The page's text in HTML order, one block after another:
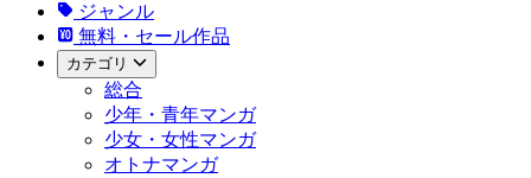
ジャンル
無料・セール作品
カテゴリ
総合
少年・青年マンガ
少女・女性マンガ
オトナマンガ